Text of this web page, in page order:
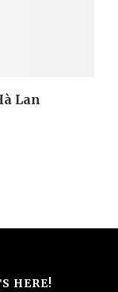
Lan
HERE!